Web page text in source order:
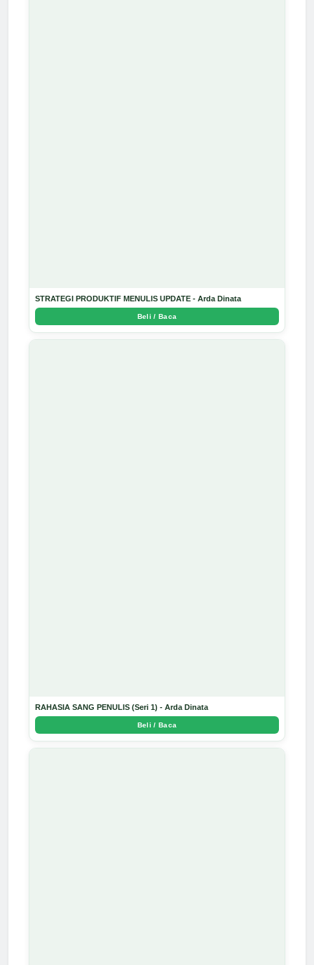
STRATEGI PRODUKTIF MENULIS UPDATE - Arda Dinata
Beli / Baca
RAHASIA SANG PENULIS (Seri 1) - Arda Dinata
Beli / Baca